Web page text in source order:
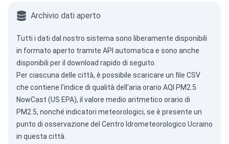
Archivio dati aperto
Tutti i dati dal nostro sistema sono liberamente disponibili
in formato aperto tramite API automatica e sono anche
disponibili per il download rapido di seguito.
Per ciascuna delle città, è possibile scaricare un file CSV
che contiene l'indice di qualità dell'aria orario AQI PM2.5
NowCast (US EPA), il valore medio aritmetico orario di
PM2.5, nonché indicatori meteorologici, se è presente un
punto di osservazione del Centro Idrometeorologico Ucraino
in questa città.